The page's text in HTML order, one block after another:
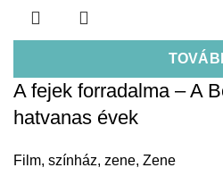
A fejek forradalma – A
hatvanas évek
Film, színház, zene, Zene